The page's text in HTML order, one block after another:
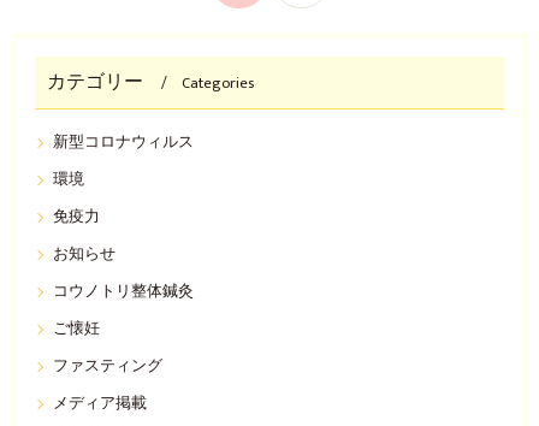
カテゴリー Categories
新型コロナウィルス
環境
免疫力
お知らせ
コウノトリ整体鍼灸
ご懐妊
ファスティング
メディア掲載